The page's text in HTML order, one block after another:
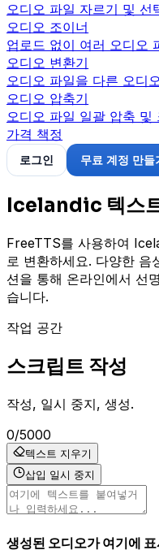
오디오 파일 자르기 및 선
오디오 조이너
업로드 없이 여러 오디오
오디오 변환기
오디오 파일을 다른 오디
오디오 압축기
오디오 파일 일괄 압축 및
가격 책정
로그인 무료 계정 만들
Icelandic 텍스
FreeTTS를 사용하여
로 변환하세요. 다양한
션을 통해 온라인에서 선
습니다.
작업 공간
스크립트 작성
작성, 일시 중지, 생성.
0/5000
텍스트 지우기
삽입 일시 중지
생성된 오디오가 여기에